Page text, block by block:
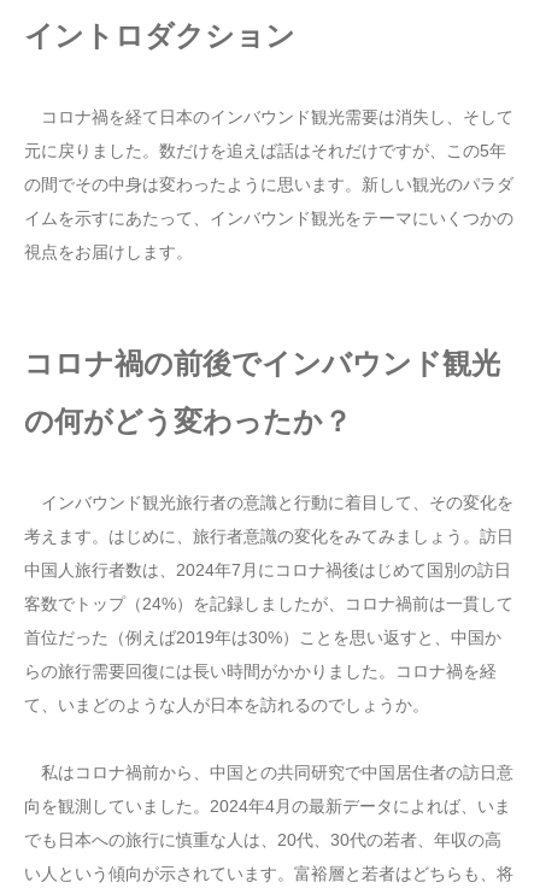
イントロダクション
コロナ禍を経て日本のインバウンド観光需要は消失し、そして
元に戻りました。数だけを追えば話はそれだけですが、この5年
の間でその中身は変わったように思います。新しい観光のパラダ
イムを示すにあたって、インバウンド観光をテーマにいくつかの
視点をお届けします。
コロナ禍の前後でインバウンド観光
の何がどう変わったか？
インバウンド観光旅行者の意識と行動に着目して、その変化を
考えます。はじめに、旅行者意識の変化をみてみましょう。訪日
中国人旅行者数は、2024年7月にコロナ禍後はじめて国別の訪日
客数でトップ（24%）を記録しましたが、コロナ禍前は一貫して
首位だった（例えば2019年は30%）ことを思い返すと、中国か
らの旅行需要回復には長い時間がかかりました。コロナ禍を経
て、いまどのような人が日本を訪れるのでしょうか。
私はコロナ禍前から、中国との共同研究で中国居住者の訪日意
向を観測していました。2024年4月の最新データによれば、いま
でも日本への旅行に慎重な人は、20代、30代の若者、年収の高
い人という傾向が示されています。富裕層と若者はどちらも、将